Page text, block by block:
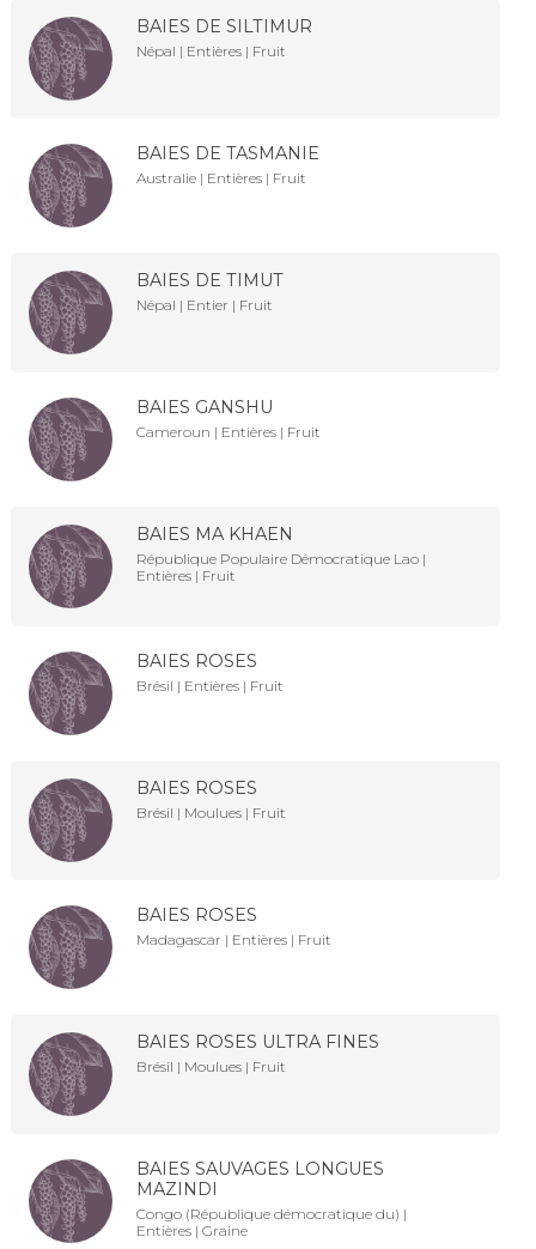
BAIES DE SILTIMUR
Népal | Entières | Fruit
BAIES DE TASMANIE
Australie | Entières | Fruit
BAIES DE TIMUT
Népal | Entier | Fruit
BAIES GANSHU
Cameroun | Entières | Fruit
BAIES MA KHAEN
République Populaire Démocratique Lao |
Entières | Fruit
BAIES ROSES
Brésil | Entières | Fruit
BAIES ROSES
Brésil | Moulues | Fruit
BAIES ROSES
Madagascar | Entières | Fruit
BAIES ROSES ULTRA FINES
Brésil | Moulues | Fruit
BAIES SAUVAGES LONGUES
MAZINDI
Congo (République démocratique du) |
Entières | Graine